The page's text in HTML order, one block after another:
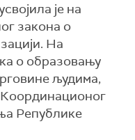
је на
закона о
На
о образовању
људима,
Републике